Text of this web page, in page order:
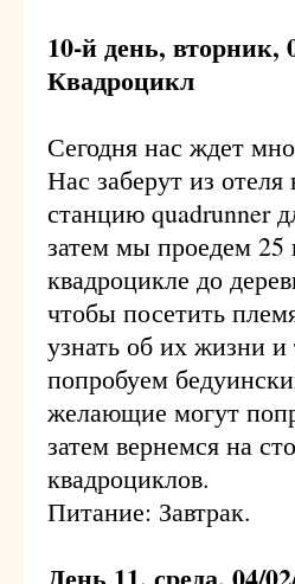
10-й день, вторник,
Квадроцикл
Сегодня нас ждет
Нас заберут из отеля
станцию quadrunner
затем мы проедем 25
квадроцикле до
чтобы посетить
узнать об их жизни
попробуем
желающие могут
затем вернемся на
квадроциклов.
Питание: Завтрак.